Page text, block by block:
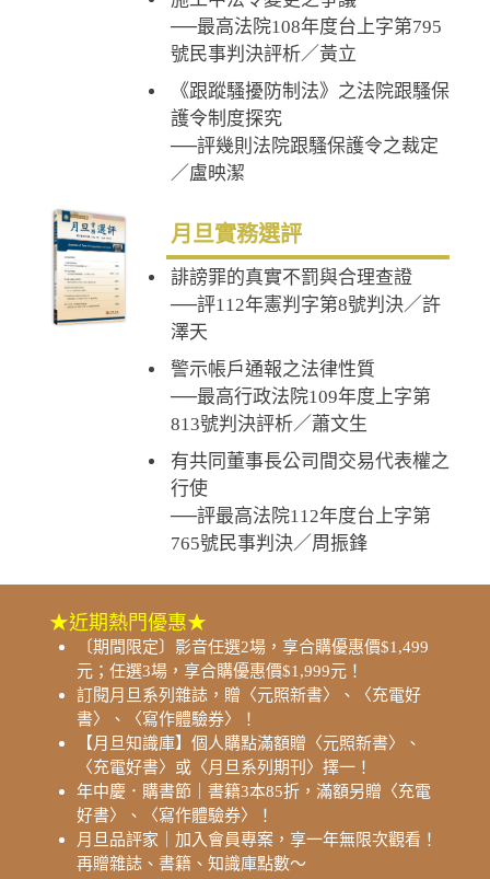
──最高法院108年度台上字第795
號民事判決評析／黃立
《跟蹤騷擾防制法》之法院跟騷保
護令制度探究
──評幾則法院跟騷保護令之裁定
／盧映潔
月旦實務選評
誹謗罪的真實不罰與合理查證
──評112年憲判字第8號判決／許
澤天
警示帳戶通報之法律性質
──最高行政法院109年度上字第
813號判決評析／蕭文生
有共同董事長公司間交易代表權之
行使
──評最高法院112年度台上字第
765號民事判決／周振鋒
★近期熱門優惠★
〔期間限定〕影音任選2場，享合購優惠價$1,499
元；任選3場，享合購優惠價$1,999元！
訂閱月旦系列雜誌，贈〈元照新書〉、〈充電好
書〉、〈寫作體驗券〉！
【月旦知識庫】個人購點滿額贈〈元照新書〉、
〈充電好書〉或〈月旦系列期刊〉擇一！
年中慶．購書節｜書籍3本85折，滿額另贈〈充電
好書〉、〈寫作體驗券〉！
月旦品評家｜加入會員專案，享一年無限次觀看！
再贈雜誌、書籍、知識庫點數～